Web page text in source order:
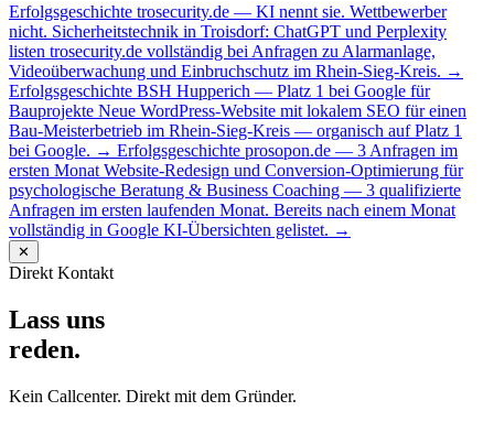
Erfolgsgeschichte trosecurity.de — KI nennt sie. Wettbewerber
nicht. Sicherheitstechnik in Troisdorf: ChatGPT und Perplexity
listen trosecurity.de vollständig bei Anfragen zu Alarmanlage,
Videoüberwachung und Einbruchschutz im Rhein-Sieg-Kreis. →
Erfolgsgeschichte BSH Hupperich — Platz 1 bei Google für
Bauprojekte Neue WordPress-Website mit lokalem SEO für einen
Bau-Meisterbetrieb im Rhein-Sieg-Kreis — organisch auf Platz 1
bei Google. → Erfolgsgeschichte prosopon.de — 3 Anfragen im
ersten Monat Website-Redesign und Conversion-Optimierung für
psychologische Beratung & Business Coaching — 3 qualifizierte
Anfragen im ersten laufenden Monat. Bereits nach einem Monat
vollständig in Google KI-Übersichten gelistet. →
✕
Direkt Kontakt
Lass uns
reden.
Kein Callcenter. Direkt mit dem Gründer.